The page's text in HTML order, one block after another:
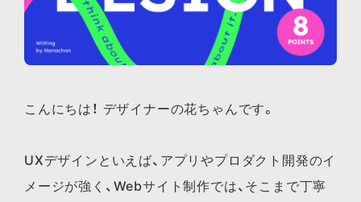
こんにちは！ デザイナーの花ちゃんです。
UXデザインといえば、アプリやプロダクト開発のイ
メージが強く、Webサイト制作では、そこまで丁寧